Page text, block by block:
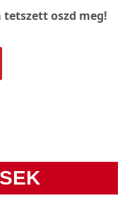
oszd meg!